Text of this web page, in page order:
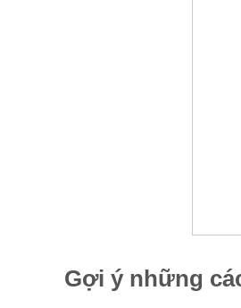
Gợi ý những